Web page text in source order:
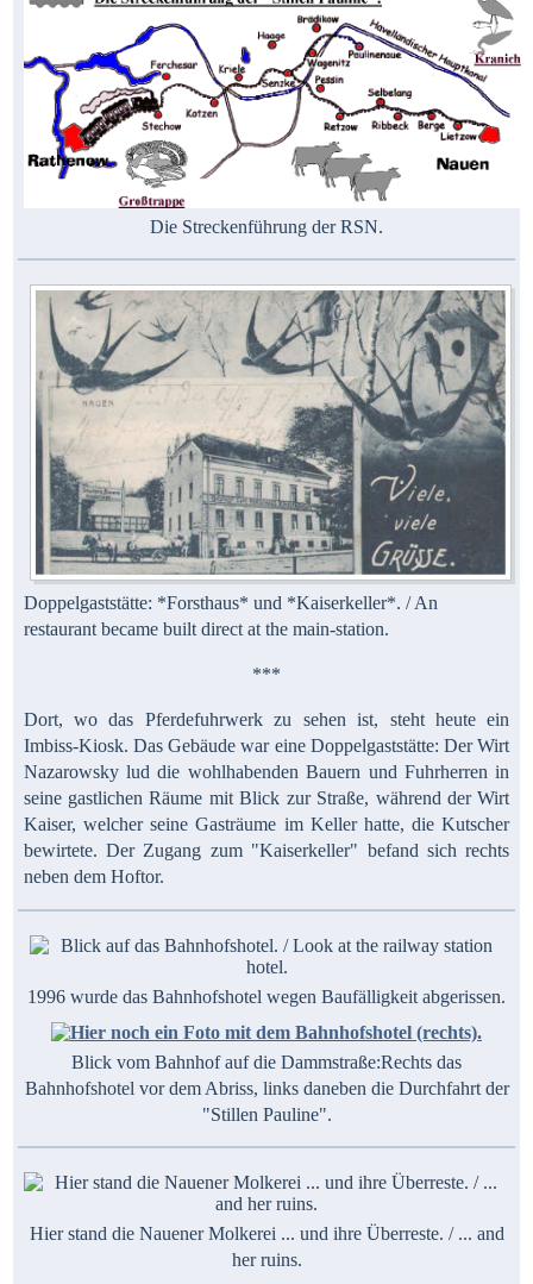
Die Streckenführung der RSN.
Doppelgaststätte: *Forsthaus* und *Kaiserkeller*. / An
restaurant became built direct at the main-station.
***
Dort, wo das Pferdefuhrwerk zu sehen ist, steht heute ein
Imbiss-Kiosk. Das Gebäude war eine Doppelgaststätte: Der Wirt
Nazarowsky lud die wohlhabenden Bauern und Fuhrherren in
seine gastlichen Räume mit Blick zur Straße, während der Wirt
Kaiser, welcher seine Gasträume im Keller hatte, die Kutscher
bewirtete. Der Zugang zum "Kaiserkeller" befand sich rechts
neben dem Hoftor.
1996 wurde das Bahnhofshotel wegen Baufälligkeit abgerissen.
Blick vom Bahnhof auf die Dammstraße:Rechts das
Bahnhofshotel vor dem Abriss, links daneben die Durchfahrt der
"Stillen Pauline".
Hier stand die Nauener Molkerei ... und ihre Überreste. / ... and
her ruins.